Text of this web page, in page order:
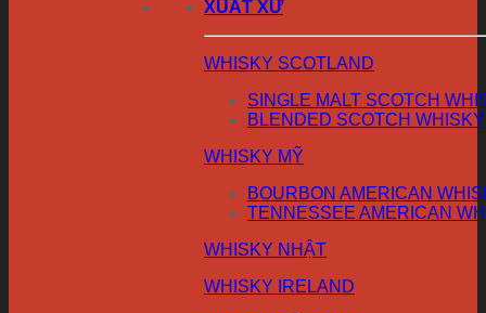
XUẤT XỨ
WHISKY SCOTLAND
SINGLE MALT SCOTCH
BLENDED SCOTCH WHISKY
WHISKY MỸ
BOURBON AMERICAN
TENNESSEE AMERICAN
WHISKY NHẬT
WHISKY IRELAND